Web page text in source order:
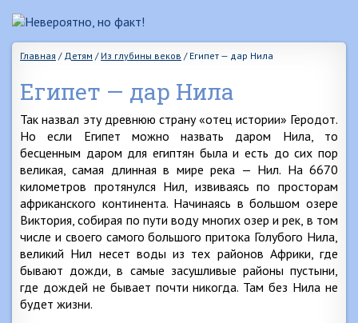
Главная / Детям / Из глубины веков / Египет — дар Нила
Египет — дар Нила
Так назвал эту древнюю страну «отец истории» Геродот.
Но если Египет можно назвать даром Нила, то
бесценным даром для египтян была и есть до сих пор
великая, самая длинная в мире река — Нил. На 6670
километров протянулся Нил, извиваясь по просторам
африканского континента. Начинаясь в большом озере
Виктория, собирая по пути воду многих озер и рек, в том
числе и своего самого большого притока Голубого Нила,
великий Нил несет воды из тех районов Африки, где
бывают дожди, в самые засушливые районы пустыни,
где дождей не бывает почти никогда. Там без Нила не
будет жизни.